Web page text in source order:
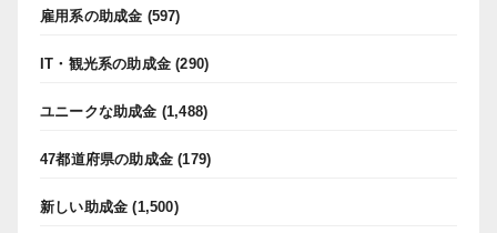
雇用系の助成金 (597)
IT・観光系の助成金 (290)
ユニークな助成金 (1,488)
47都道府県の助成金 (179)
新しい助成金 (1,500)